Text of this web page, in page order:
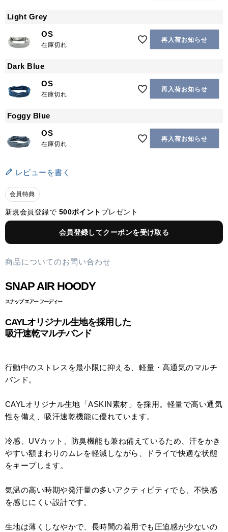
Light Grey
OS
在庫切れ
再入荷お知らせ
Dark Blue
OS
在庫切れ
再入荷お知らせ
Foggy Blue
OS
在庫切れ
再入荷お知らせ
レビューを書く
会員特典
新規会員登録で 500ポイント プレゼント
会員登録してクーポンを受け取る
商品についてのお問い合わせ
SNAP AIR HOODY
スナップ エアー フーディー
CAYLオリジナル生地を採用した
吸汗速乾マルチバンド
行動中のストレスを最小限に抑える、軽量・高通気のマルチ
バンド。
CAYLオリジナル生地「ASKIN素材」を採用。軽量で高い通気
性を備え、吸汗速乾機能に優れています。
冷感、UVカット、防臭機能も兼ね備えているため、汗をかき
やすい額まわりのムレを軽減しながら、ドライで快適な状態
をキープします。
気温の高い時期や発汗量の多いアクティビティでも、不快感
を感じにくい設計です。
生地は薄くしなやかで、長時間の着用でも圧迫感が少ないの